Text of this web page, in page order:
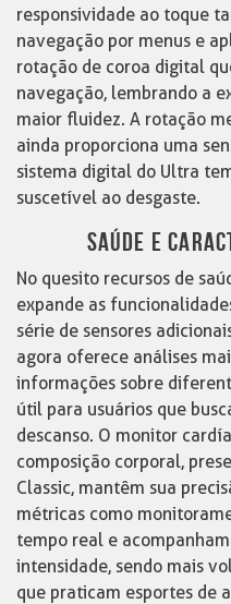
responsividade ao toque
navegação por menus e
rotação de coroa digital
navegação, lembrando a
maior fluidez. A rotação
ainda proporciona uma
sistema digital do Ultra
suscetível ao desgaste.
SAÚDE E
No quesito recursos de
expande as
série de sensores
agora oferece análises
informações sobre
útil para usuários que
descanso. O monitor
composição corporal,
Classic, mantêm sua
métricas como
tempo real e
intensidade, sendo mais
que praticam esportes de